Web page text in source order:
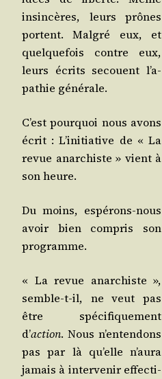
insin­cères, leurs prônes
portent. Mal­gré eux, et
quel­que­fois contre eux,
leurs écrits secouent l’a­
pa­thie générale.
C’est pour­quoi nous avons
écrit : L’i­ni­tia­tive de « La
revue anar­chiste » vient à
son heure.
Du moins, espé­rons-nous
avoir bien com­pris son
programme.
« La revue anar­chiste »,
semble-t-il, ne veut pas
être spé­ci­fi­que­ment
d’action. Nous n’en­ten­dons
pas par là qu’elle n’au­ra
jamais à inter­ve­nir effec­ti­